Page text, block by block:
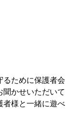
るために保護者会
かせいただいて
者様と一緒に遊べ